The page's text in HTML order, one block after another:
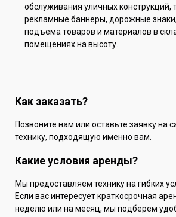
обслуживания уличных конструкций,
рекламные баннеры, дорожные
подъема товаров и материалов в
помещениях на высоту.
Как заказать?
Позвоните нам или оставьте заявку на
технику, подходящую именно вам.
Какие условия аренды?
Мы предоставляем технику на гибких
Если вас интересует краткосрочная
неделю или на месяц, мы подберем